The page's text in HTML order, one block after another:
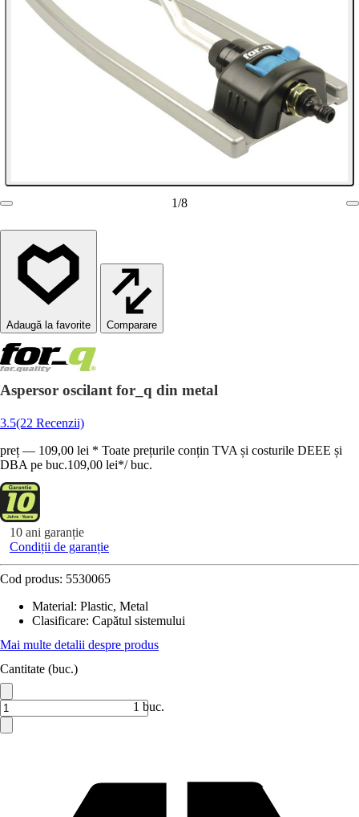
1/8
Comparare
Aspersor oscilant for_q din metal
3.5(22 Recenzii)
preț — 109,00 lei * Toate prețurile conțin TVA și costurile DEEE și
DBA pe buc.109,00 lei*/ buc.
10 ani garanție
Condiții de garanție
Cod produs: 5530065
Material: Plastic, Metal
Clasificare: Capătul sistemului
Mai multe detalii despre produs
Cantitate (buc.)
1 buc.